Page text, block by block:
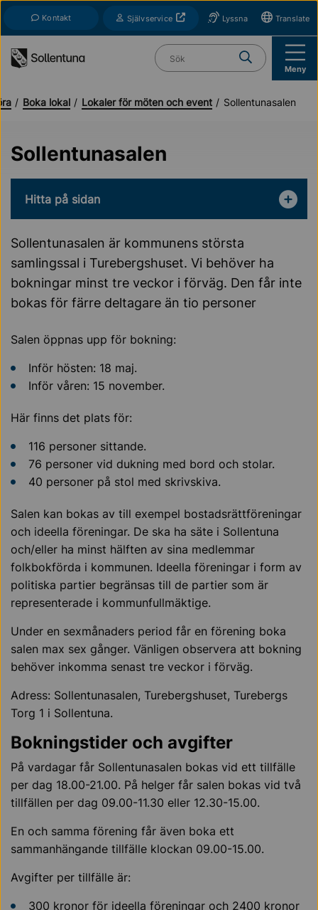
Kontakt SjälvserviceÖppnas i nytt fönsterLyssna Translate
Vad söker du?
Meny
Boka lokal Lokaler för möten och event Sollentunasalen
Sollentunasalen
Hitta på sidan
Sollentunasalen är kommunens största
samlingssal i Turebergshuset. Vi behöver ha
bokningar minst tre veckor i förväg. Den får inte
bokas för färre deltagare än tio personer
Salen öppnas upp för bokning:
Inför hösten: 18 maj.
Inför våren: 15 november.
Här finns det plats för:
116 personer sittande.
76 personer vid dukning med bord och stolar.
40 personer på stol med skrivskiva.
Salen kan bokas av till exempel bostadsrättföreningar
och ideella föreningar. De ska ha säte i Sollentuna
och/eller ha minst hälften av sina medlemmar
folkbokförda i kommunen. Ideella föreningar i form av
politiska partier begränsas till de partier som är
representerade i kommunfullmäktige.
Under en sexmånaders period får en förening boka
salen max sex gånger. Vänligen observera att bokning
behöver inkomma senast tre veckor i förväg.
Adress: Sollentunasalen, Turebergshuset, Turebergs
Torg 1 i Sollentuna.
Bokningstider och avgifter
På vardagar får Sollentunasalen bokas vid ett tillfälle
per dag 18.00-21.00. På helger får salen bokas vid två
tillfällen per dag 09.00-11.30 eller 12.30-15.00.
En och samma förening får även boka ett
sammanhängande tillfälle klockan 09.00-15.00.
Avgifter per tillfälle är:
300 kronor för ideella föreningar och 2400 kronor